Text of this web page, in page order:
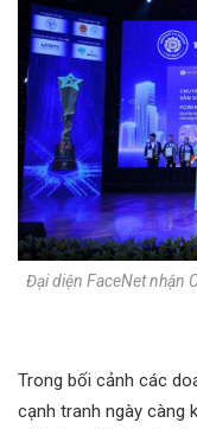
Đại diện FaceNet nhận
Trong bối cảnh các
cạnh tranh ngày càng